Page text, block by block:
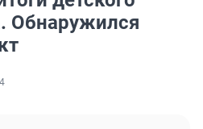
Обнаружился